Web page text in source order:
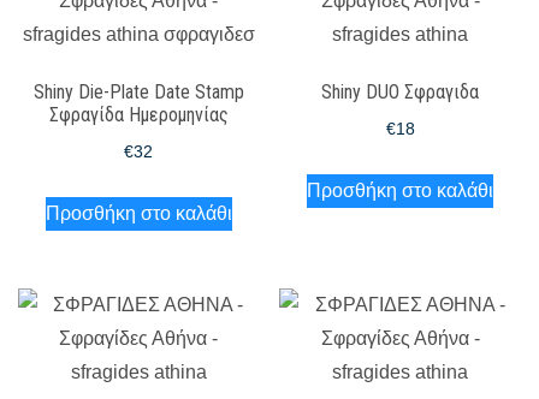
Shiny Die-Plate Date Stamp
Σφραγίδα Ημερομηνίας
€32
Προσθήκη στο καλάθι
Shiny DUO Σφραγιδα
€18
Προσθήκη στο καλάθι